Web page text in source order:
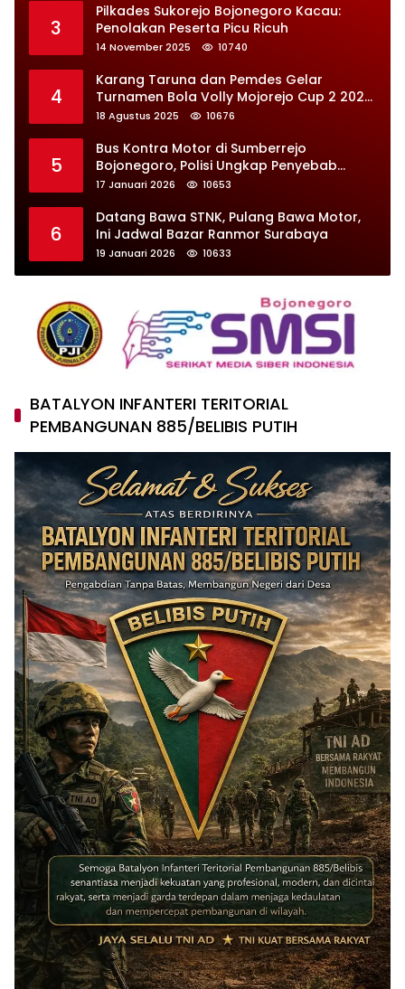
3
Pilkades Sukorejo Bojonegoro Kacau:
Penolakan Peserta Picu Ricuh
14 November 2025 10740
4
Karang Taruna dan Pemdes Gelar
Turnamen Bola Volly Mojorejo Cup 2 2025,
Diikuti 28 Tim
18 Agustus 2025 10676
5
Bus Kontra Motor di Sumberrejo
Bojonegoro, Polisi Ungkap Penyebab
Kecelakaan
17 Januari 2026 10653
6
Datang Bawa STNK, Pulang Bawa Motor,
Ini Jadwal Bazar Ranmor Surabaya
19 Januari 2026 10633
BATALYON INFANTERI TERITORIAL
PEMBANGUNAN 885/BELIBIS PUTIH